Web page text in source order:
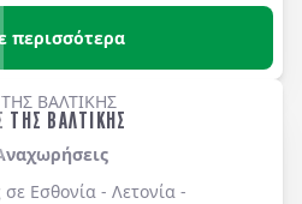
περισσότερα
ΤΗΣ ΒΑΛΤΙΚΗΣ
σε Εσθονία - Λετονία -